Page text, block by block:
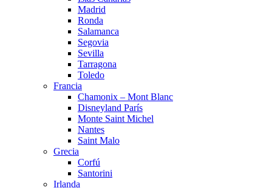
Madrid
Ronda
Salamanca
Segovia
Sevilla
Tarragona
Toledo
Francia
Chamonix – Mont Blanc
Disneyland París
Monte Saint Michel
Nantes
Saint Malo
Grecia
Corfú
Santorini
Irlanda